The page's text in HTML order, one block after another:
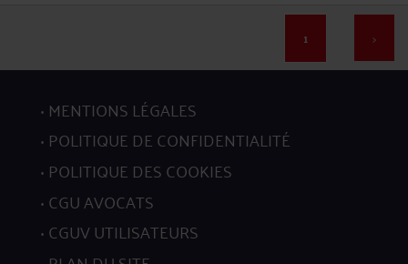
1 >
MENTIONS LÉGALES
POLITIQUE DE CONFIDENTIALITÉ
POLITIQUE DES COOKIES
CGU AVOCATS
CGUV UTILISATEURS